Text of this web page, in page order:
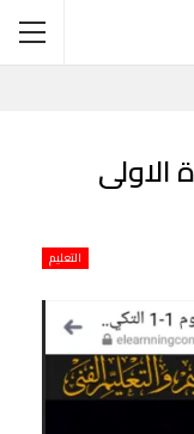
الاولى
التعليم